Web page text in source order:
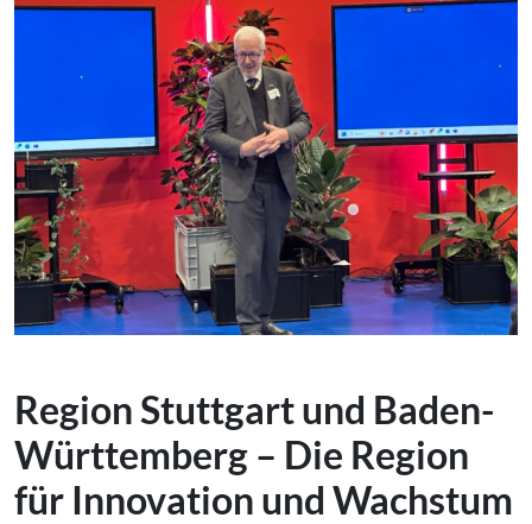
Region Stuttgart und Baden-
Württemberg – Die Region
für Innovation und Wachstum